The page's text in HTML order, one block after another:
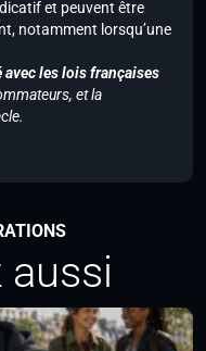
et peuvent être
notamment lorsqu’une
les lois françaises
et la
aussi